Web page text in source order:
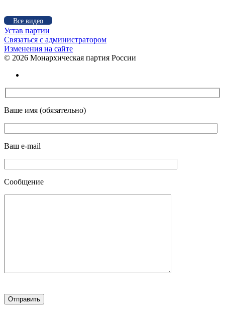
Все видео
Устав партии
Связаться с администратором
Изменения на сайте
© 2026 Монархическая партия России
Ваше имя (обязательно)
Ваш e-mail
Сообщение